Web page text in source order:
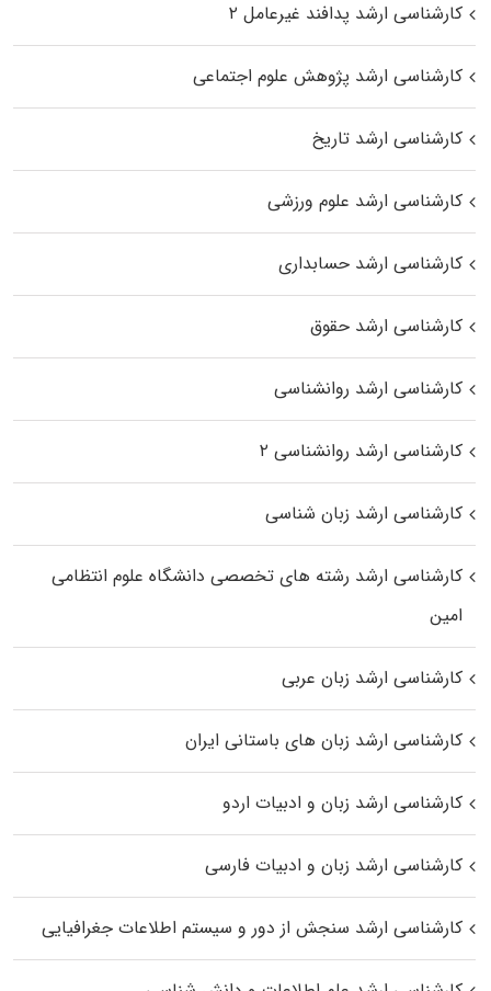
کارشناسی ارشد پدافند غیرعامل ۲
کارشناسی ارشد پژوهش علوم اجتماعی
کارشناسی ارشد تاریخ
کارشناسی ارشد علوم ورزشی
کارشناسی ارشد حسابداری
کارشناسی ارشد حقوق
کارشناسی ارشد روانشناسی
کارشناسی ارشد روانشناسی ۲
کارشناسی ارشد زبان شناسی
کارشناسی ارشد رﺷﺘﻪ ﻫﺎی تخصصی داﻧﺸﮕﺎه ﻋﻠﻮم انتظامی
اﻣﻴﻦ
کارشناسی ارشد زبان عربی
کارشناسی ارشد زبان‌ های باستانی ایران
کارشناسی ارشد زبان و ادبیات اردو
کارشناسی ارشد زبان و ادبیات فارسی
کارشناسی ارشد سنجش از دور و سیستم اطلاعات جغرافیایی